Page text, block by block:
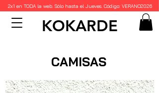
2x1 en TODA la web. Sólo hasta el Jueves. Código: VERANO2026
KOKARDE
CAMISAS